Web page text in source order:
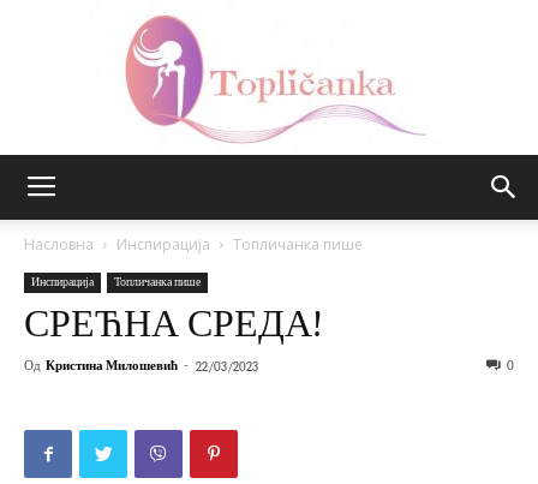
Насловна Инспирација Топличанка пише
Инспирација Топличанка пише
СРЕЋНА СРЕДА!
Од Кристина Милошевић - 22/03/2023 0